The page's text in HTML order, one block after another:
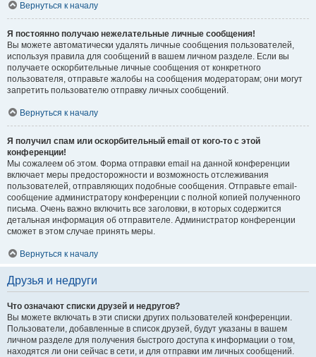
Вернуться к началу
Я постоянно получаю нежелательные личные сообщения!
Вы можете автоматически удалять личные сообщения пользователей,
используя правила для сообщений в вашем личном разделе. Если вы
получаете оскорбительные личные сообщения от конкретного
пользователя, отправьте жалобы на сообщения модераторам; они могут
запретить пользователю отправку личных сообщений.
Вернуться к началу
Я получил спам или оскорбительный email от кого-то с этой
конференции!
Мы сожалеем об этом. Форма отправки email на данной конференции
включает меры предосторожности и возможность отслеживания
пользователей, отправляющих подобные сообщения. Отправьте email-
сообщение администратору конференции с полной копией полученного
письма. Очень важно включить все заголовки, в которых содержится
детальная информация об отправителе. Администратор конференции
сможет в этом случае принять меры.
Вернуться к началу
Друзья и недруги
Что означают списки друзей и недругов?
Вы можете включать в эти списки других пользователей конференции.
Пользователи, добавленные в список друзей, будут указаны в вашем
личном разделе для получения быстрого доступа к информации о том,
находятся ли они сейчас в сети, и для отправки им личных сообщений.